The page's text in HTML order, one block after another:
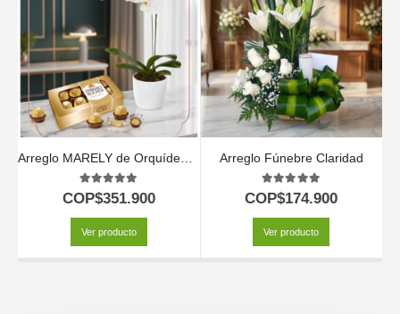
5.00out of 5
COP$351.900
Ver producto
Arreglo Fúnebre Claridad
5.00out of 5
COP$174.900
Ver producto